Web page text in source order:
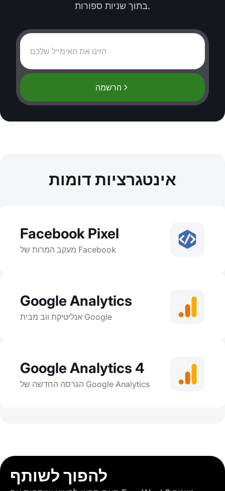
בתוך שניות ספורות.
הרשמה
אינטגרציות דומות
Facebook Pixel
מעקב המרות של Facebook
Google Analytics
אנליטיקת ווב מבית Google
Google Analytics 4
הגרסה החדשה של Google Analytics
להפוך לשותף